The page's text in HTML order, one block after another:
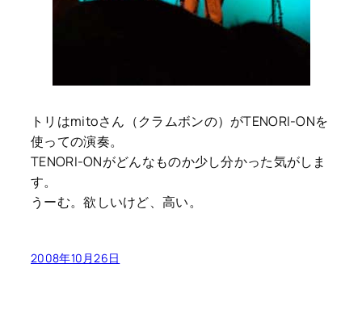
トリはmitoさん（クラムボンの）がTENORI-ONを
使っての演奏。
TENORI-ONがどんなものか少し分かった気がしま
す。
うーむ。欲しいけど、高い。
2008年10月26日